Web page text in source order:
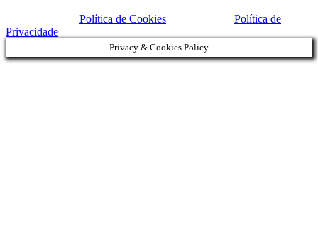
Política de Cookies
Política de
Privacidade
Privacy & Cookies Policy